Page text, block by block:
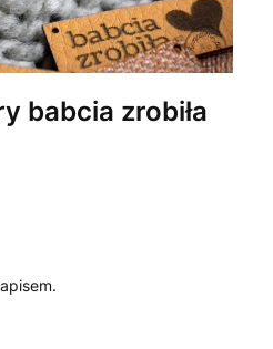
babcia zrobiła